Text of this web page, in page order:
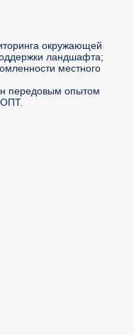
окружающей
ландшафта;
местного
передовым опытом